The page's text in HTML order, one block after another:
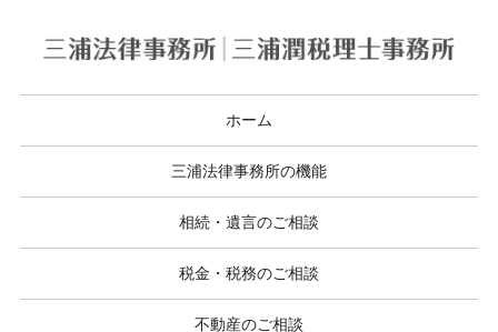
ホーム
三浦法律事務所の機能
相続・遺言のご相談
税金・税務のご相談
不動産のご相談